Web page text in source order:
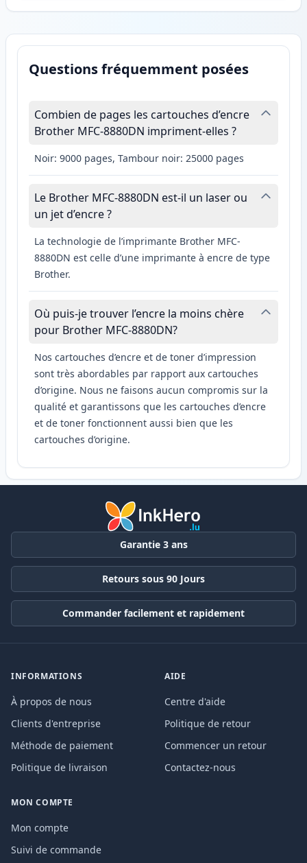
Questions fréquemment posées
Combien de pages les cartouches d’encre
Brother MFC-8880DN impriment-elles ?
Noir: 9000 pages, Tambour noir: 25000 pages
Le Brother MFC-8880DN est-il un laser ou
un jet d’encre ?
La technologie de l’imprimante Brother MFC-
8880DN est celle d’une imprimante à encre de type
Brother.
Où puis-je trouver l’encre la moins chère
pour Brother MFC-8880DN?
Nos cartouches d’encre et de toner d’impression
sont très abordables par rapport aux cartouches
d’origine. Nous ne faisons aucun compromis sur la
qualité et garantissons que les cartouches d’encre
et de toner fonctionnent aussi bien que les
cartouches d’origine.
Garantie 3 ans
Retours sous 90 Jours
Commander facilement et rapidement
INFORMATIONS
À propos de nous
Clients d'entreprise
Méthode de paiement
Politique de livraison
AIDE
Centre d'aide
Politique de retour
Commencer un retour
Contactez-nous
MON COMPTE
Mon compte
Suivi de commande